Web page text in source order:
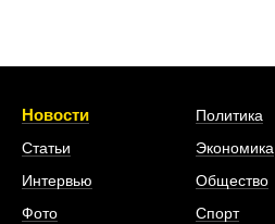
Новости
Статьи
Интервью
Фото
Политика
Экономика
Общество
Спорт